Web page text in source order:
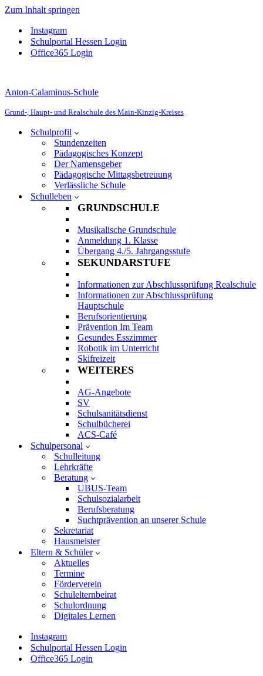
Zum Inhalt springen
Instagram
Schulportal Hessen Login
Office365 Login
Anton-Calaminus-Schule
Grund-, Haupt- und Realschule des Main-Kinzig-Kreises
Schulprofil
Stundenzeiten
Pädagogisches Konzept
Der Namensgeber
Pädagogische Mittagsbetreuung
Verlässliche Schule
Schulleben
GRUNDSCHULE
Musikalische Grundschule
Anmeldung 1. Klasse
Übergang 4./5. Jahrgangsstufe
SEKUNDARSTUFE
Informationen zur Abschlussprüfung Realschule
Informationen zur Abschlussprüfung
Hauptschule
Berufsorientierung
Prävention Im Team
Gesundes Esszimmer
Robotik im Unterricht
Skifreizeit
WEITERES
AG-Angebote
SV
Schulsanitätsdienst
Schulbücherei
ACS-Café
Schulpersonal
Schulleitung
Lehrkräfte
Beratung
UBUS-Team
Schulsozialarbeit
Berufsberatung
Suchtprävention an unserer Schule
Sekretariat
Hausmeister
Eltern & Schüler
Aktuelles
Termine
Förderverein
Schulelternbeirat
Schulordnung
Digitales Lernen
Instagram
Schulportal Hessen Login
Office365 Login